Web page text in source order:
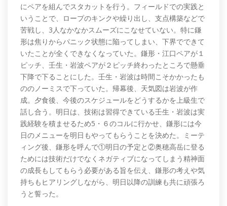
にペアを組んでスタカットを行う。フィールドでの実践と
いうことで、ロープのキンクや繰り出し、支点構築などで
苦戦し、3人なかなかスムーズにこなせていない。特に鎌
形は焦りからパニック状態に陥ってしまい、下界でできて
いたことが全くできなくなっていた。鎌形・江口ペアが１
ピッチ、壬生・岩波ペアが２ピッチ終わったところで懸垂
下降で下ることにした。壬生・岩波は時間こそかかったも
ののノーミスで下っていた。帰幕後、天気図は岩波が作
成。夕食後、今後のスケジュールをどうするかを上級生で
話し合う。明日は、技術は習得できている壬生・岩波は実
践経験を積ませるため5・６のコルに行かせ、鎌形には今
日のメニューを明日もやってもらうことを決めた。ミーテ
ィング後、鎌形を呼んで①明日の予定と②奥穂高岳に登る
ためには技術だけでなくネガティブになってしまう精神面
の成長もしてもらう必要がある旨を伝え、鎌形の考えや気
持ちもヒアリングしながら、明日以降の訓練も共に頑張ろ
うと誓った。